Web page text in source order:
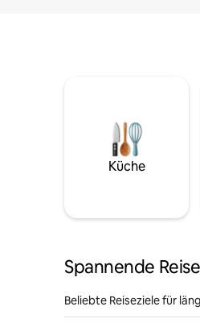
Küche
Spannende
Beliebte Reiseziele für